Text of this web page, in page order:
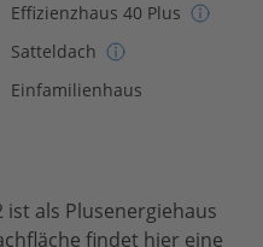
Effizienzhaus 40 Plus
Satteldach
Einfamilienhaus
ist als Plusenergiehaus
findet hier eine